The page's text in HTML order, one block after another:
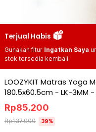
Terjual Habis
Gunakan fitur Ingatkan Saya
stok tersedia kembali.
LOOZYKIT Matras Yoga
180.5x60.5cm - LK-3MM -
Rp85.200
Rp137.900 39%